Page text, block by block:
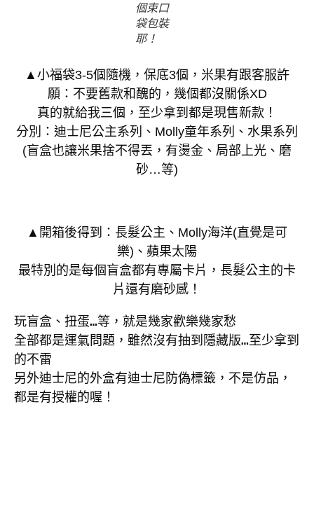
個束口
袋包裝
耶！
▲小福袋3-5個隨機，保底3個，米果有跟客服許
願：不要舊款和醜的，幾個都沒關係XD
真的就給我三個，至少拿到都是現售新款！
分別：迪士尼公主系列、Molly童年系列、水果系列
(盲盒也讓米果捨不得丟，有燙金、局部上光、磨
砂…等)
▲開箱後得到：長髮公主、Molly海洋(直覺是可
樂)、蘋果太陽
最特別的是每個盲盒都有專屬卡片，長髮公主的卡
片還有磨砂感！
玩盲盒、扭蛋…等，就是幾家歡樂幾家愁
全部都是運氣問題，雖然沒有抽到隱藏版…至少拿到
的不雷
另外迪士尼的外盒有迪士尼防偽標籤，不是仿品，
都是有授權的喔！